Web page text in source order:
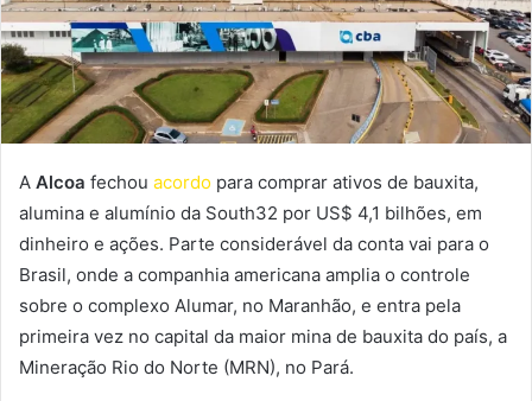
A Alcoa fechou acordo para comprar ativos de bauxita,
alumina e alumínio da South32 por US$ 4,1 bilhões, em
dinheiro e ações. Parte considerável da conta vai para o
Brasil, onde a companhia americana amplia o controle
sobre o complexo Alumar, no Maranhão, e entra pela
primeira vez no capital da maior mina de bauxita do país, a
Mineração Rio do Norte (MRN), no Pará.